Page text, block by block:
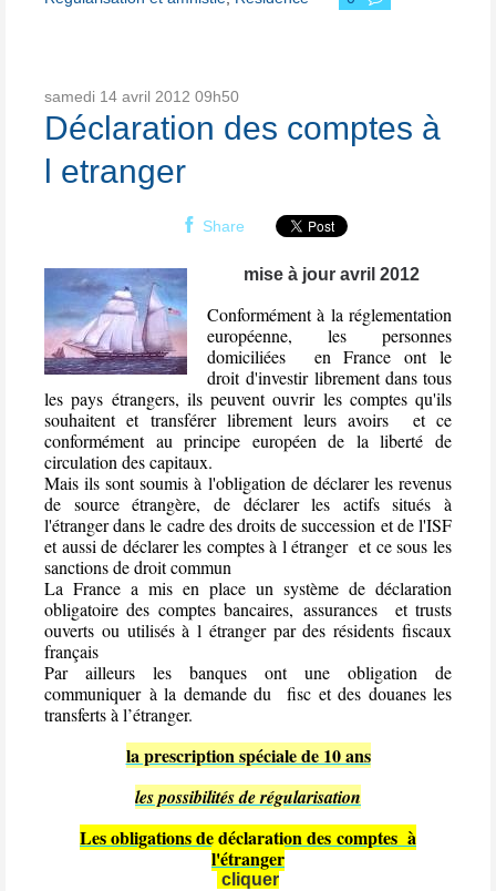
samedi 14 avril 2012 09h50
Déclaration des comptes à
l etranger
Share
mise à jour avril 2012
Conformément à la réglementation
européenne, les personnes
domiciliées en France ont le
droit d'investir librement dans tous
les pays étrangers, ils peuvent ouvrir les comptes qu'ils
souhaitent et transférer librement leurs avoirs et ce
conformément au principe européen de la liberté de
circulation des capitaux.
Mais ils sont soumis à l'obligation de déclarer les revenus
de source étrangère, de déclarer les actifs situés à
l'étranger dans le cadre des droits de succession et de l'ISF
et aussi de déclarer les comptes à l étranger et ce sous les
sanctions de droit commun
La France a mis en place un système de déclaration
obligatoire des comptes bancaires, assurances et trusts
ouverts ou utilisés à l étranger par des résidents fiscaux
français
Par ailleurs les banques ont une obligation de
communiquer à la demande du fisc et des douanes les
transferts à l’étranger.
la prescription spéciale de 10 ans
les possibilités de régularisation
Les obligations de déclaration des comptes à
l'étranger
cliquer